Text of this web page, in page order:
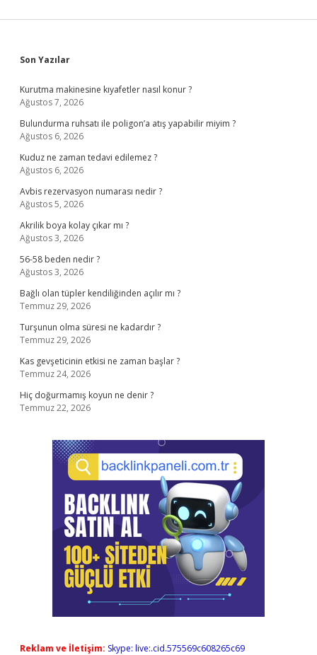
Sidebar
Son Yazılar
Kurutma makinesine kıyafetler nasıl konur ?
Ağustos 7, 2026
Bulundurma ruhsatı ile poligon’a atış yapabilir miyim ?
Ağustos 6, 2026
Kuduz ne zaman tedavi edilemez ?
Ağustos 6, 2026
Avbis rezervasyon numarası nedir ?
Ağustos 5, 2026
Akrilik boya kolay çıkar mı ?
Ağustos 3, 2026
56-58 beden nedir ?
Ağustos 3, 2026
Bağlı olan tüpler kendiliğinden açılır mı ?
Temmuz 29, 2026
Turşunun olma süresi ne kadardır ?
Temmuz 29, 2026
Kas gevşeticinin etkisi ne zaman başlar ?
Temmuz 24, 2026
Hiç doğurmamış koyun ne denir ?
Temmuz 22, 2026
Reklam ve İletişim: Skype: live:.cid.575569c608265c69